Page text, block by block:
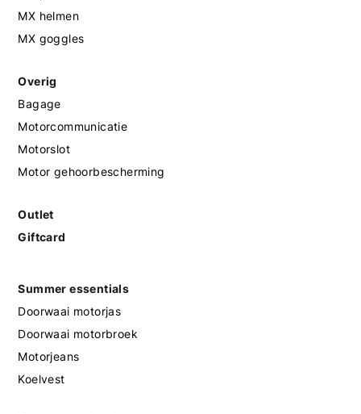
MX helmen
MX goggles
Overig
Bagage
Motorcommunicatie
Motorslot
Motor gehoorbescherming
Outlet
Giftcard
Summer essentials
Doorwaai motorjas
Doorwaai motorbroek
Motorjeans
Koelvest